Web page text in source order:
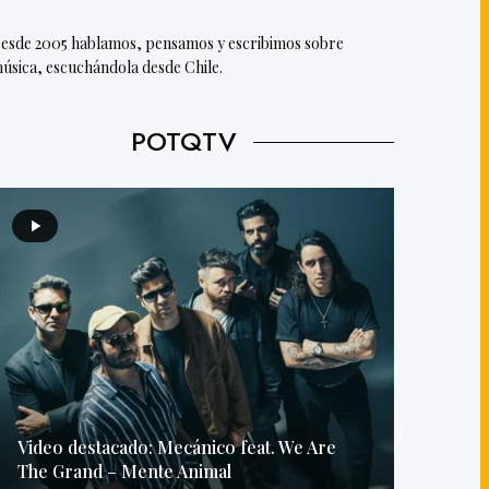
2005 hablamos, pensamos y escribimos sobre
escuchándola desde Chile.
POTQTV
Video destacado: Mecánico feat. We Are
The Grand – Mente Animal